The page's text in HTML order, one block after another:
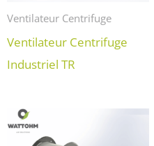
Ventilateur Centrifuge
Ventilateur Centrifuge
Industriel TR